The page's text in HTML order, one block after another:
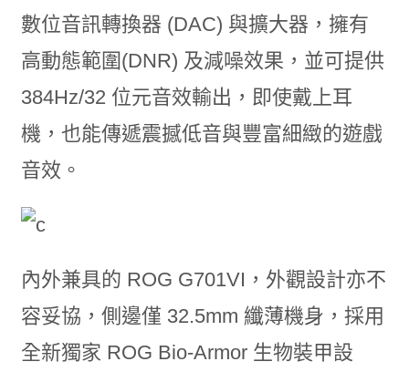
數位音訊轉換器 (DAC) 與擴大器，擁有
高動態範圍(DNR) 及減噪效果，並可提供
384Hz/32 位元音效輸出，即使戴上耳
機，也能傳遞震撼低音與豐富細緻的遊戲
音效。
內外兼具的 ROG G701VI，外觀設計亦不
容妥協，側邊僅 32.5mm 纖薄機身，採用
全新獨家 ROG Bio-Armor 生物裝甲設